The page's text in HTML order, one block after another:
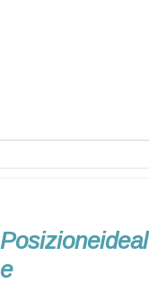
Posizioneideal
e